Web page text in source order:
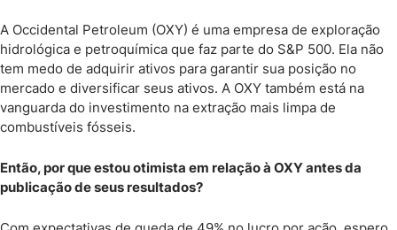
A Occidental Petroleum (OXY) é uma empresa de exploração
hidrológica e petroquímica que faz parte do S&P 500. Ela não
tem medo de adquirir ativos para garantir sua posição no
mercado e diversificar seus ativos. A OXY também está na
vanguarda do investimento na extração mais limpa de
combustíveis fósseis.
Então, por que estou otimista em relação à OXY antes da
publicação de seus resultados?